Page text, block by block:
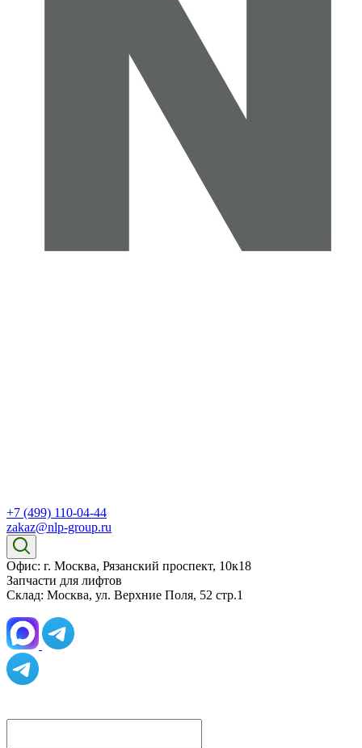
+7 (499) 110-04-44
zakaz@nlp-group.ru
Офис: г. Москва, Рязанский проспект, 10к18
Запчасти для лифтов
Склад: Москва, ул. Верхние Поля, 52 стр.1